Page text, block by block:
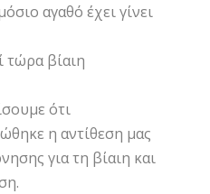
αγαθό έχει γίνει
τώρα βίαιη
ότι
η αντίθεση μας
για τη βίαιη και